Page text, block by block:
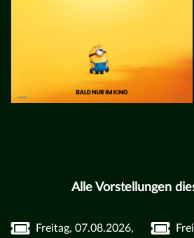
Alle Vorstellungen
Freitag, 07.08.2026,